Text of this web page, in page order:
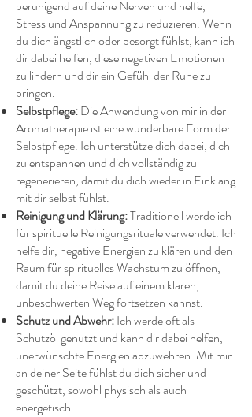
beruhigend auf deine Nerven und helfe,
Stress und Anspannung zu reduzieren. Wenn
du dich ängstlich oder besorgt fühlst, kann ich
dir dabei helfen, diese negativen Emotionen
zu lindern und dir ein Gefühl der Ruhe zu
bringen.
Selbstpflege:Die Anwendung von mir in der
Aromatherapie ist eine wunderbare Form der
Selbstpflege. Ich unterstütze dich dabei, dich
zu entspannen und dich vollständig zu
regenerieren, damit du dich wieder in Einklang
mit dir selbst fühlst.
Reinigung und Klärung:Traditionell werde ich
für spirituelle Reinigungsrituale verwendet. Ich
helfe dir, negative Energien zu klären und den
Raum für spirituelles Wachstum zu öffnen,
damit du deine Reise auf einem klaren,
unbeschwerten Weg fortsetzen kannst.
Schutz und Abwehr:Ich werde oft als
Schutzöl genutzt und kann dir dabei helfen,
unerwünschte Energien abzuwehren. Mit mir
an deiner Seite fühlst du dich sicher und
geschützt, sowohl physisch als auch
energetisch.